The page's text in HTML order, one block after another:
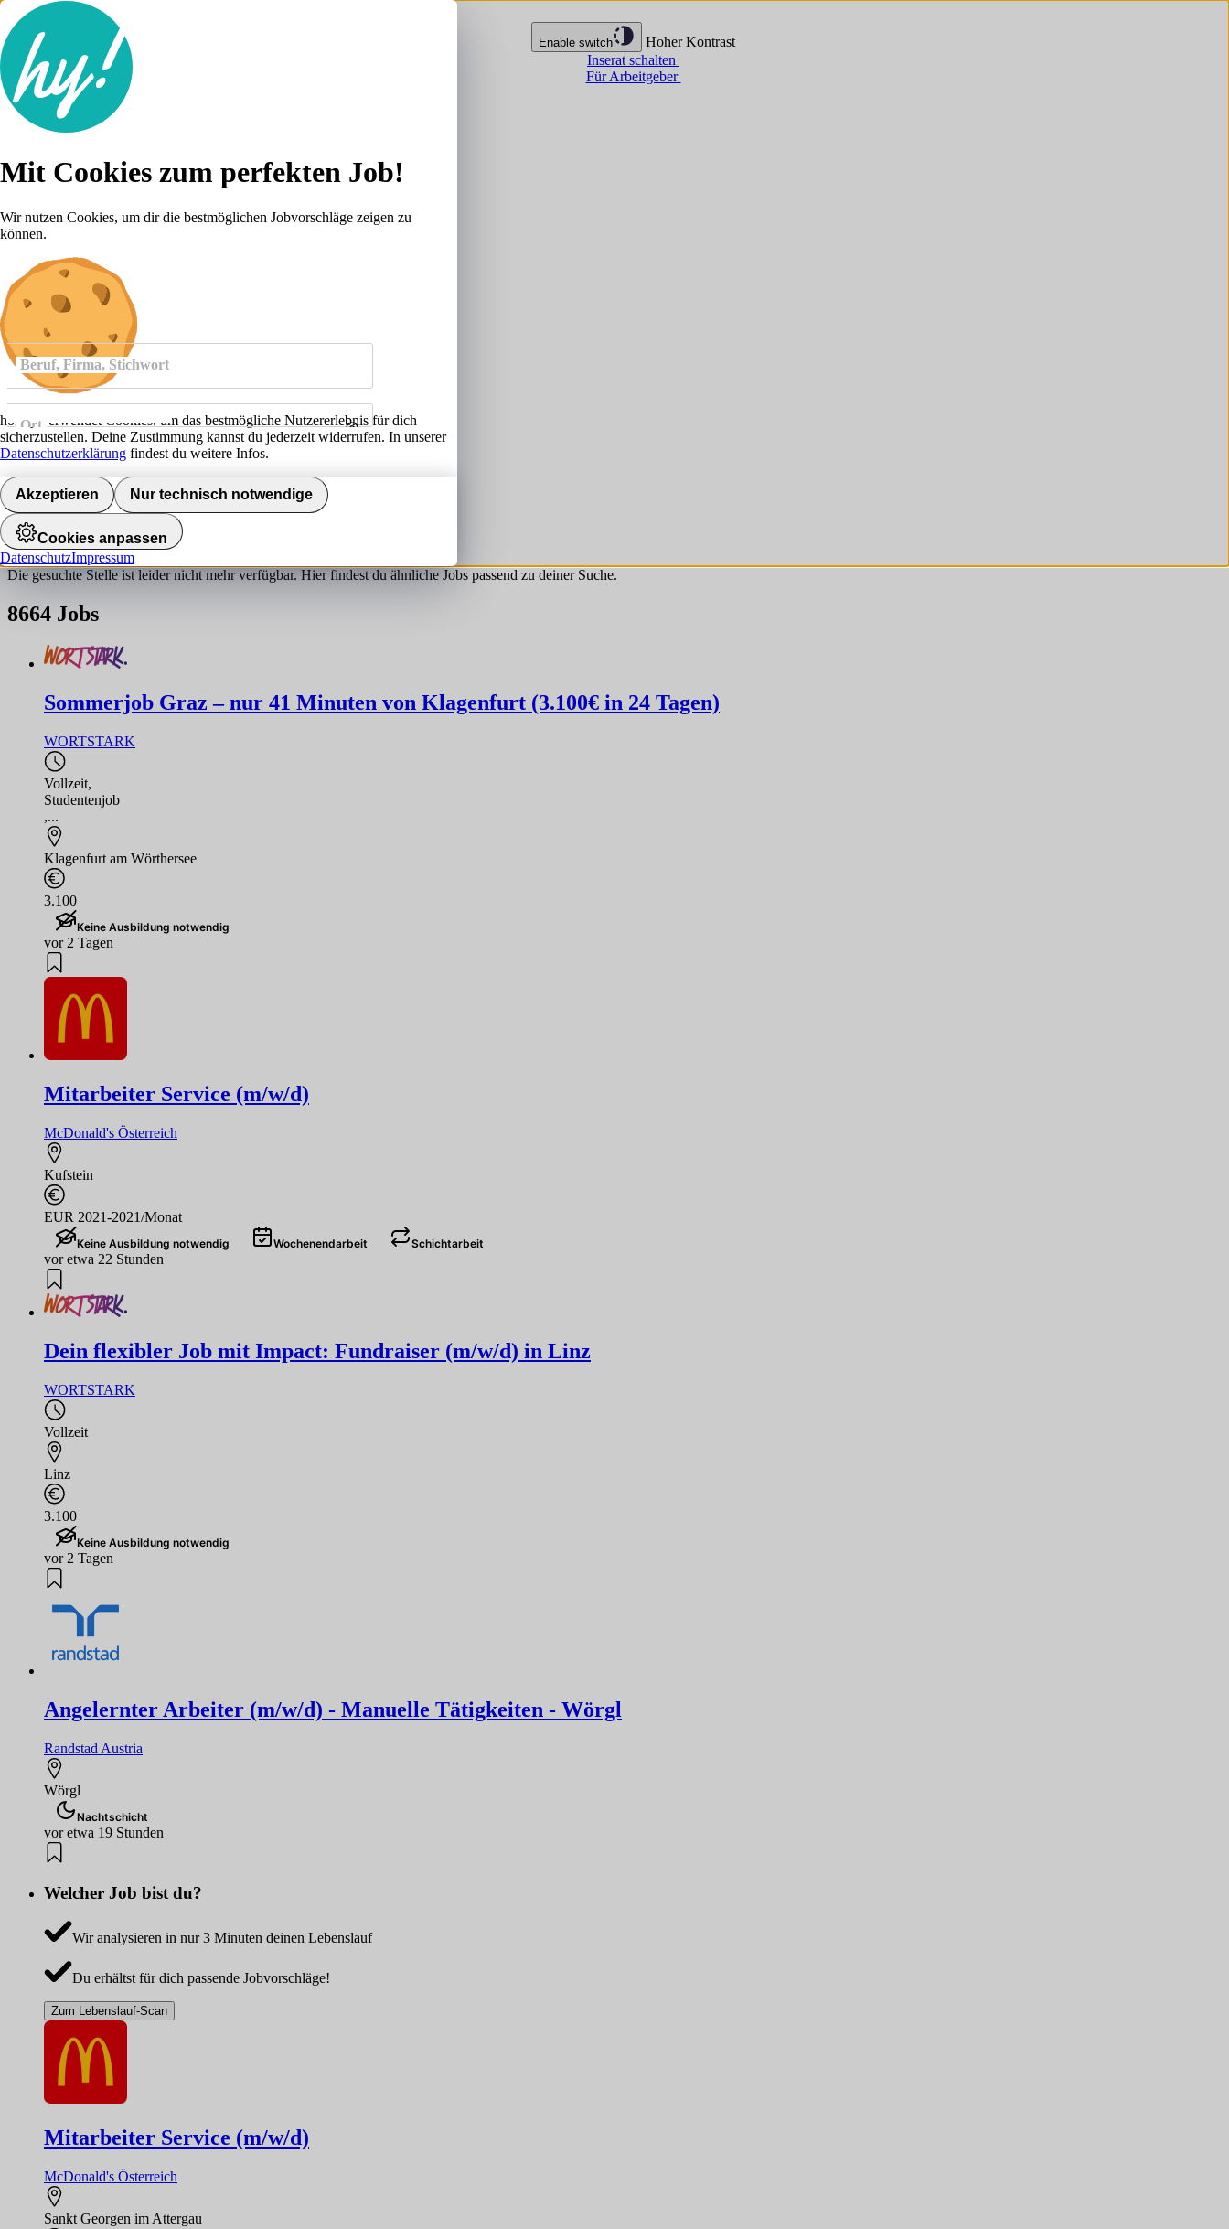
Enable switch
Hoher Kontrast
Inserat schalten
Für Arbeitgeber
Lebenslauf
Karriere-Tipps
Anmelden
Beruf, Firma, Stichwort
Ort
Umkreis
Jobs finden
Job nicht gefunden!
Die gesuchte Stelle ist leider nicht mehr verfügbar. Hier findest du ähnliche Jobs passend zu deiner Suche.
8664 Jobs
Sommerjob Graz – nur 41 Minuten von Klagenfurt (3.100€ in 24 Tagen)
WORTSTARK
Vollzeit,
Studentenjob
,...
Klagenfurt am Wörthersee
3.100
Keine Ausbildung notwendig
vor 2 Tagen
Mitarbeiter Service (m/w/d)
McDonald's Österreich
Kufstein
EUR 2021-2021/Monat
Keine Ausbildung notwendig Wochenendarbeit Schichtarbeit
vor etwa 22 Stunden
Dein flexibler Job mit Impact: Fundraiser (m/w/d) in Linz
WORTSTARK
Vollzeit
Linz
3.100
Keine Ausbildung notwendig
vor 2 Tagen
Angelernter Arbeiter (m/w/d) - Manuelle Tätigkeiten - Wörgl
Randstad Austria
Wörgl
Nachtschicht
vor etwa 19 Stunden
Welcher Job bist du?
Wir analysieren in nur 3 Minuten deinen Lebenslauf
Du erhältst für dich passende Jobvorschläge!
Zum Lebenslauf-Scan
Mitarbeiter Service (m/w/d)
McDonald's Österreich
Sankt Georgen im Attergau
Mit Cookies zum perfekten Job!
Wir nutzen Cookies, um dir die bestmöglichen Jobvorschläge zeigen zu
können.
hokify verwendet Cookies, um das bestmögliche Nutzererlebnis für dich
sicherzustellen. Deine Zustimmung kannst du jederzeit widerrufen. In unserer
Datenschutzerklärung findest du weitere Infos.
Akzeptieren Nur technisch notwendige
Cookies anpassen
DatenschutzImpressum